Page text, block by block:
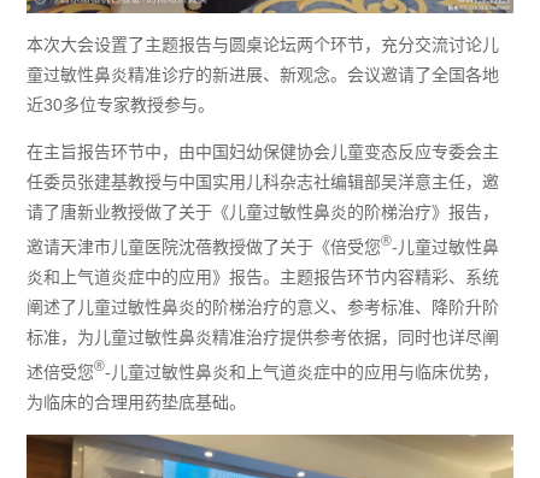
本次大会设置了主题报告与圆桌论坛两个环节，充分交流讨论儿
童过敏性鼻炎精准诊疗的新进展、新观念。会议邀请了全国各地
近30多位专家教授参与。
在主旨报告环节中，由中国妇幼保健协会儿童变态反应专委会主
任委员张建基教授与中国实用儿科杂志社编辑部吴洋意主任，邀
请了唐新业教授做了关于《儿童过敏性鼻炎的阶梯治疗》报告，
邀请天津市儿童医院沈蓓教授做了关于《倍受您®-儿童过敏性鼻
炎和上气道炎症中的应用》报告。主题报告环节内容精彩、系统
阐述了儿童过敏性鼻炎的阶梯治疗的意义、参考标准、降阶升阶
标准，为儿童过敏性鼻炎精准治疗提供参考依据，同时也详尽阐
述倍受您®-儿童过敏性鼻炎和上气道炎症中的应用与临床优势，
为临床的合理用药垫底基础。